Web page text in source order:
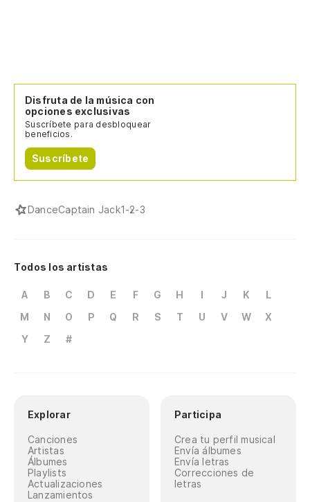
Disfruta de la música con
opciones exclusivas
Suscríbete para desbloquear
beneficios.
Suscríbete
DanceCaptain Jack1-2-3
Todos los artistas
A B C D E F G H I J K
L
M
N O P Q R S T U V W
X
Y
Z #
Explorar
Canciones
Artistas
Álbumes
Playlists
Actualizaciones
Lanzamientos
Participa
Crea tu perfil musical
Envía álbumes
Envía letras
Correcciones de
letras